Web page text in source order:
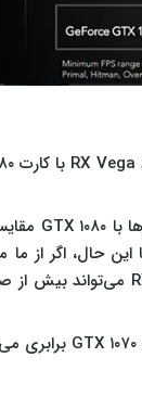
حال، اگر از